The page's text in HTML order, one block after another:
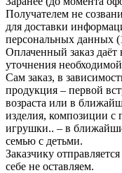
Получателем не
для доставки
персональных данных
Оплаченный заказ даёт
уточнения
Сам заказ, в
продукция – первой
возраста или в
изделия, композиции с
игрушки.. – в
семью с детьми.
Заказчику
себе не оставляем.